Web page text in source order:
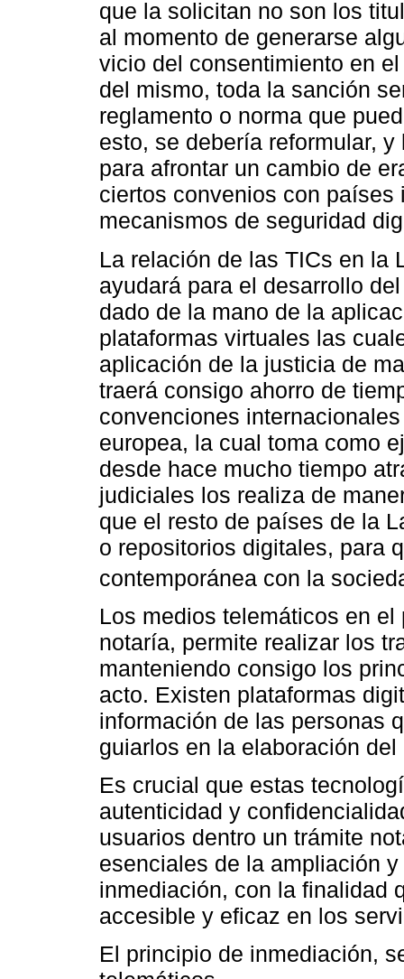
que la solicitan no son los
al momento de generarse
vicio del consentimiento en
del mismo, toda la sanción
reglamento o norma que
esto, se debería reformular,
para afrontar un cambio de
ciertos convenios con países
mecanismos de seguridad
La relación de las TICs en la
ayudará para el desarrollo
dado de la mano de la
plataformas virtuales las
aplicación de la justicia de
traerá consigo ahorro de
convenciones
europea, la cual toma como
desde hace mucho tiempo
judiciales los realiza de
que el resto de países de la
o repositorios digitales, para
contemporánea con la
Los medios telemáticos en
notaría, permite realizar los
manteniendo consigo los
acto. Existen plataformas
información de las personas
guiarlos en la elaboración del
Es crucial que estas
autenticidad y
usuarios dentro un trámite
esenciales de la ampliación
inmediación, con la finalidad
accesible y eficaz en los
El principio de inmediación,